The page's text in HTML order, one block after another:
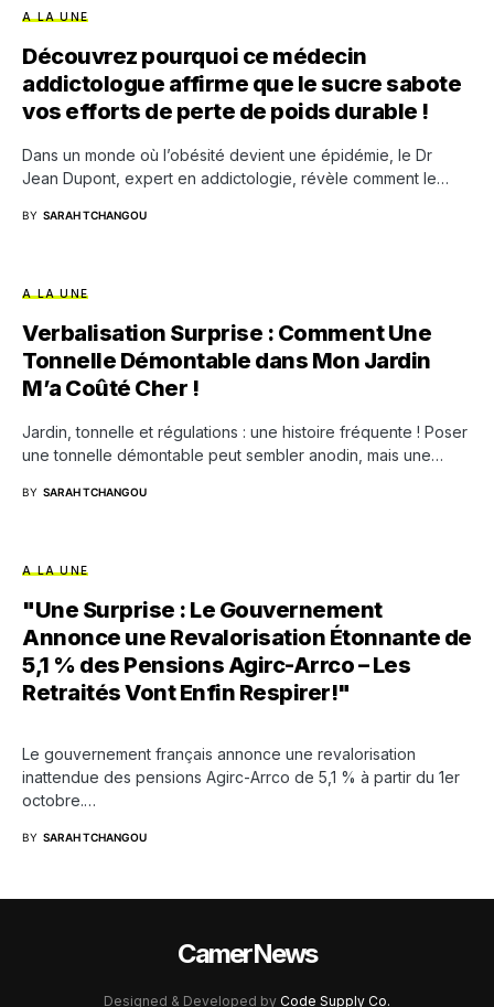
A LA UNE
Découvrez pourquoi ce médecin
addictologue affirme que le sucre sabote
vos efforts de perte de poids durable !
Dans un monde où l’obésité devient une épidémie, le Dr
Jean Dupont, expert en addictologie, révèle comment le…
BY SARAH TCHANGOU
A LA UNE
Verbalisation Surprise : Comment Une
Tonnelle Démontable dans Mon Jardin
M’a Coûté Cher !
Jardin, tonnelle et régulations : une histoire fréquente ! Poser
une tonnelle démontable peut sembler anodin, mais une…
BY SARAH TCHANGOU
A LA UNE
"Une Surprise : Le Gouvernement
Annonce une Revalorisation Étonnante de
5,1 % des Pensions Agirc-Arrco – Les
Retraités Vont Enfin Respirer!"
Le gouvernement français annonce une revalorisation
inattendue des pensions Agirc-Arrco de 5,1 % à partir du 1er
octobre.…
BY SARAH TCHANGOU
CamerNews
Designed & Developed by Code Supply Co.